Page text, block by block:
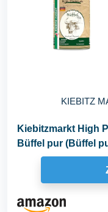
KIEBITZ
Kiebitzmarkt High
Büffel pur (Büffel